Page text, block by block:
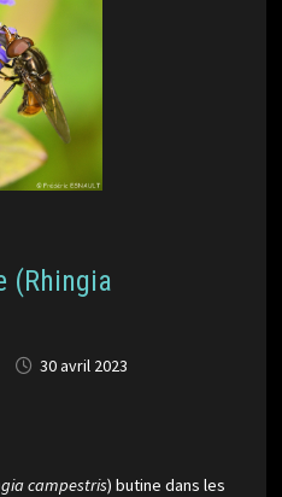
(Rhingia
30 avril 2023
campestris) butine dans les